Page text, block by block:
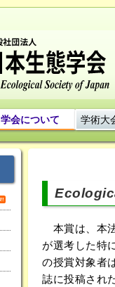
学会について 学術大
本賞は、本
が選考した特
の授賞対象者
誌に投稿され